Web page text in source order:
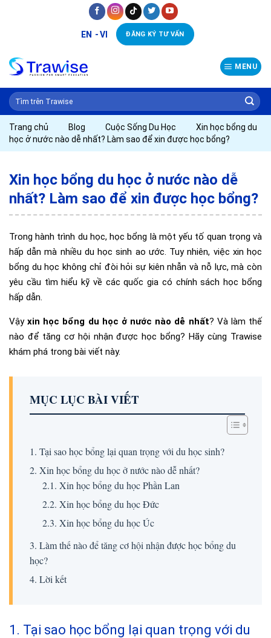
EN VI ĐĂNG KÝ TƯ VẤN
MENU
Trang chủ Blog Cuộc Sống Du Học
Xin học bổng du
học ở nước nào dễ nhất? Làm sao để xin được học bổng?
Xin học bổng du học ở nước nào dễ
nhất? Làm sao để xin được học bổng?
Trong hành trình du học, học bổng là một yếu tố quan trọng và
hấp dẫn mà nhiều du học sinh ao ước. Tuy nhiên, việc xin học
bổng du học không chỉ đòi hỏi sự kiên nhẫn và nỗ lực, mà còn
yêu cầu tìm hiểu kỹ về các quốc gia có chính sách học bổng
hấp dẫn.
Vậyxin học bổng du học ở nước nào dễ nhất? Và làm thế
nào để tăng cơ hội nhận được học bổng? Hãy cùng Trawise
khám phá trong bài viết này.
MỤC LỤC BÀI VIẾT
1. Tại sao học bổng lại quan trọng với du học sinh?
2. Xin học bổng du học ở nước nào dễ nhất?
2.1. Xin học bổng du học Phần Lan
2.2. Xin học bổng du học Đức
2.3. Xin học bổng du học Úc
3. Làm thế nào để tăng cơ hội nhận được học bổng du
học?
4. Lời kết
1. Tại sao học bổng lại quan trọng với du